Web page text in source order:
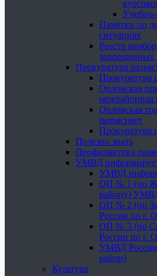
Памятки по
ситуациях
Реестр
запрещенных
Прокуратура
Прокуратура
Орловская
межрайонная
Орловская
разъясняет
Прокуратура
Полезно знать
Профилактика
УМВД
УМВД
ОП № 1 (по
району)
ОП № 2 (по
России по г.
ОП № 3 (по
России по г.
УМВД России
район)
Культура